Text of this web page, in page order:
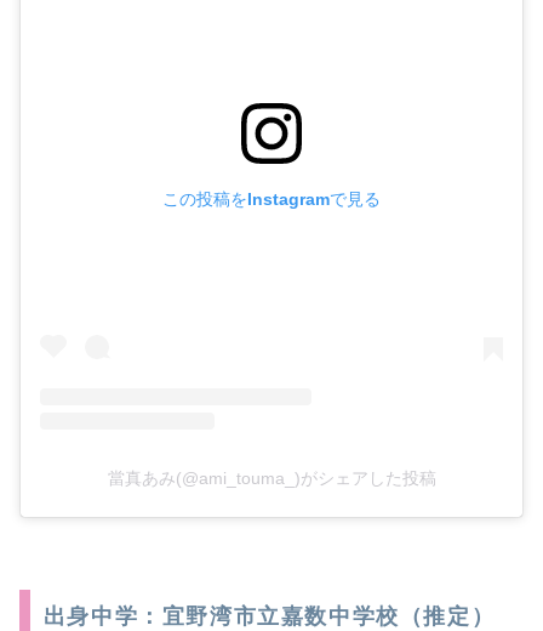
この投稿をInstagramで見る
當真あみ(@ami_touma_)がシェアした投稿
出身中学：宜野湾市立嘉数中学校（推定）